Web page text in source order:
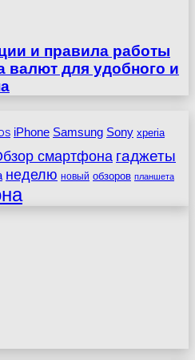
и правила работы
валют для удобного и
iPhone Samsung Sony xperia
смартфона гаджеты
неделю новый обзоров планшета